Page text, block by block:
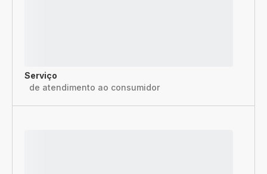
Serviço
de atendimento ao consumidor